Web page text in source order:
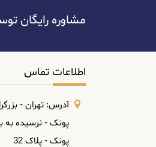
SADT
Sartorius
TES
Toptul
مشاوره رایگان توسط
اطلاعات تماس
آدرس: تهران -
پونک - نرسیده به
پونک - پلاک 32